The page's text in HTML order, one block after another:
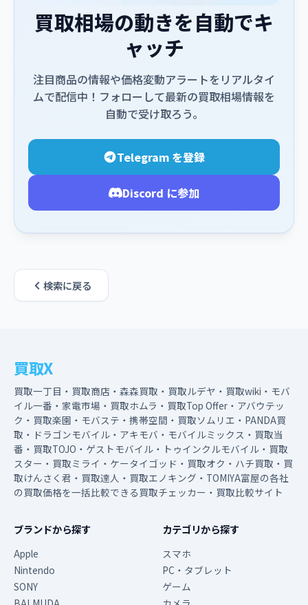
買取相場の動きを自動でキ
ャッチ
注目商品の情報や価格変動アラートをリアルタイ
ムで配信中！フォローして最新の買取相場情報を
自動で受け取ろう。
Telegram を登録
Discord に参加
検索に戻る
買取X
買取一丁目・買取商店・森森買取・買取ルデヤ・買取wiki・モバ
イル一番・家電市場・買取ホムラ・買取Top Offer・アバウテッ
ク・買取楽園・モバステ・携帯空間・買取ソムリエ・PANDA買
取・ドラゴンモバイル・アキモバ・モバイルミックス・買取当
番・買取TOJO・ゲストモバイル・トゥインクルモバイル・買取
スター・買取ミライ・ケータイゴッド・買取オク・ハチ買取・買
取けんさく君・買取達人・買取エノキング・TOMIYA富屋の各社
の買取価格を一括比較できる買取チェッカー・買取比較サイト
ブランドから探す
Apple
Nintendo
SONY
カテゴリから探す
スマホ
PC・タブレット
ゲーム